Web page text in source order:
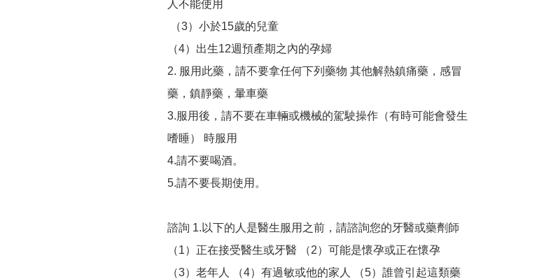
人不能使用
（4）出生12週預產期之內的孕婦
2. 服用此藥，請不要拿任何下列藥物 其他解熱鎮痛藥，感冒
藥，鎮靜藥，暈車藥
3.服用後，請不要在車輛或機械的駕駛操作（有時可能會發生
嗜睡） 時服用
4.請不要喝酒。
5.請不要長期使用。
諮詢 1.以下的人是醫生服用之前，請諮詢您的牙醫或藥劑師
（1）正在接受醫生或牙醫 （2）可能是懷孕或正在懷孕
（3）老年人 （4）有過敏或他的家人 （5）誰曾引起這類藥